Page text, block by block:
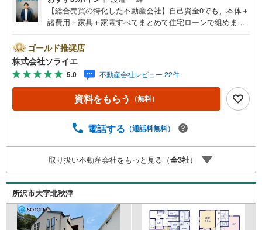
【総合売買の特化した不動産会社】自己資金0でも、本体＋
諸費用＋家具＋家電すべてまとめて住宅ローンで組めま
スピーディをモットーにお客さん目線での営業を心がけて
おり、営業マンの差を実感してください！◆他社様でご紹
介されている物件も一緒にご提案できます。◆おまとめロ
ーン（消費者金融系・車のローン・カード系の借入・エア
コン等の電化製品等）もおまとめ可能です。◆お忙しいと
きは現地待合せ＆現地解散できます。◆勤続年数が1年未満
ください！売買・賃貸・売却相談・相続相談・空家管理・
合わせ・ご来店お待ちしております！（＾＾）！
ゴールド推奨店
株式会社ソライエ
5.0 不動産会社レビュー 22件
資料をもらう （無料）
電話する （通話料無料）
取り扱い不動産会社をもっと見る（全3社）
所沢市大字北秋津